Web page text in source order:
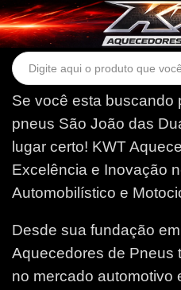
Se você esta buscando
pneus São João das
lugar certo! KWT
Excelência e Inovação
Automobilístico e
Desde sua fundação
Aquecedores de Pneus
no mercado automotivo